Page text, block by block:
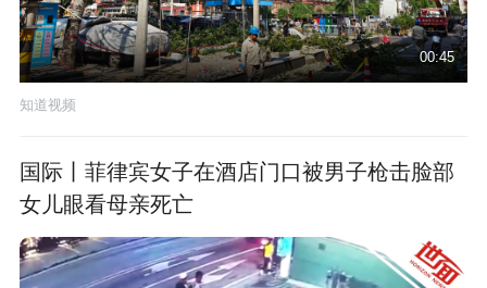
00:45
知道视频
国际丨菲律宾女子在酒店门口被男子枪击脸部
女儿眼看母亲死亡